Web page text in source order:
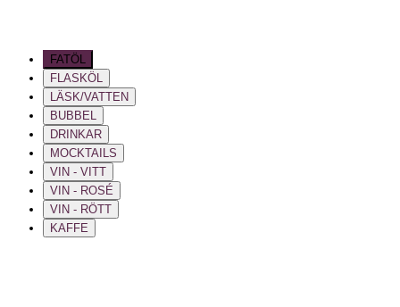
FATÖL
FLASKÖL
LÄSK/VATTEN
BUBBEL
DRINKAR
MOCKTAILS
VIN - VITT
VIN - ROSÉ
VIN - RÖTT
KAFFE